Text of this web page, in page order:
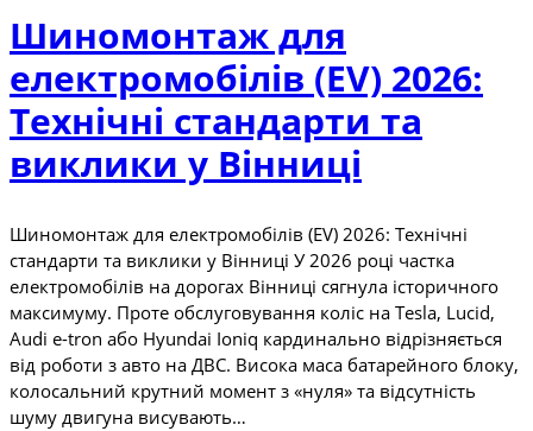
Шиномонтаж для
електромобілів (EV) 2026:
Технічні стандарти та
виклики у Вінниці
Шиномонтаж для електромобілів (EV) 2026: Технічні
стандарти та виклики у Вінниці У 2026 році частка
електромобілів на дорогах Вінниці сягнула історичного
максимуму. Проте обслуговування коліс на Tesla, Lucid,
Audi e-tron або Hyundai Ioniq кардинально відрізняється
від роботи з авто на ДВС. Висока маса батарейного блоку,
колосальний крутний момент з «нуля» та відсутність
шуму двигуна висувають…